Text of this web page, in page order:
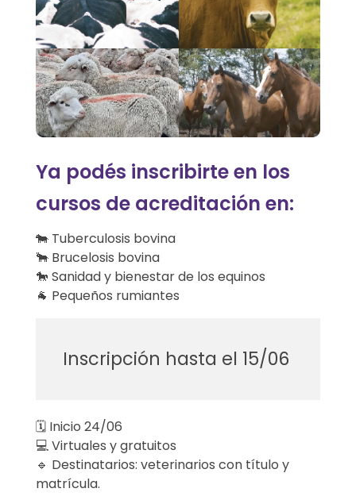
N
A
S
A
C
u
s
e
a
c
Ya podés inscribirte en los
cursos de acreditación en:
🐄 Tuberculosis bovina
🐂 Brucelosis bovina
🐎 Sanidad y bienestar de los equinos
🐐 Pequeños rumiantes
Inscripción hasta el 15/06
🗓️ Inicio 24/06
💻 Virtuales y gratuitos
🔹 Destinatarios: veterinarios con título y
matrícula.